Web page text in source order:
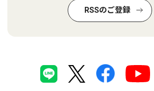
RSSのご登録